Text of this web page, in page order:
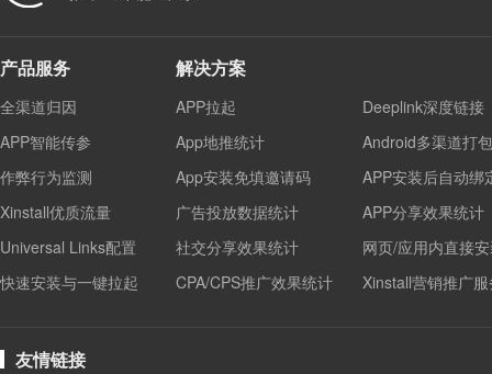
产品服务
全渠道归因
APP智能传参
作弊行为监测
Xinstall优质流量
Universal Links配置
快速安装与一键拉起
解决方案
APP拉起
Deeplink深度链接
App地推统计
Android多渠道打包
App安装免填邀请码
APP安装后自动绑
广告投放数据统计
APP分享效果统计
社交分享效果统计
网页/应用内直接
CPA/CPS推广效果统计
Xinstall营销推广
友情链接